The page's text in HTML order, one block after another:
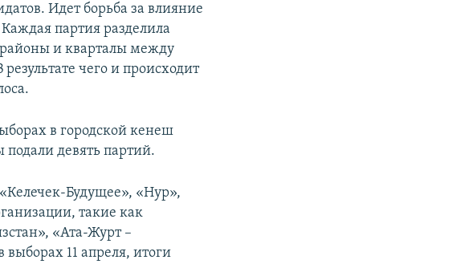
Идет борьба за влияние
партия разделила
и кварталы между
чего и происходит
в городской кенеш
девять партий.
Будущее», «Нур»,
такие как
«Ата-Журт –
11 апреля, итоги